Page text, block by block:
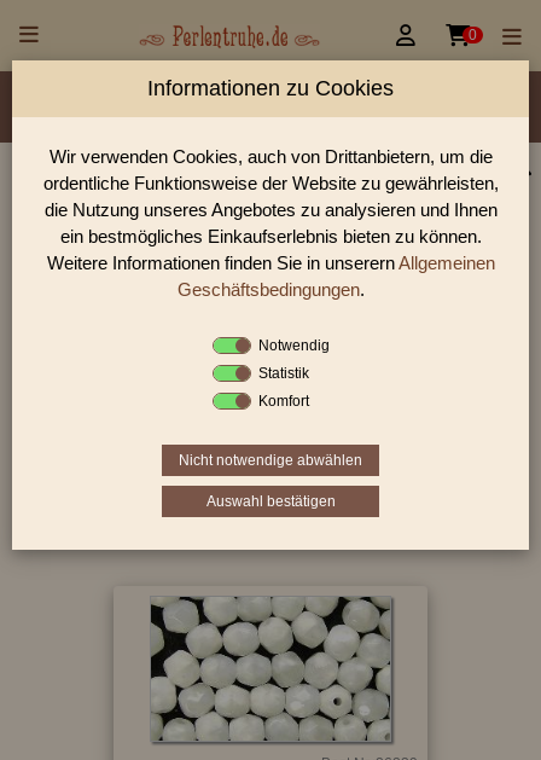
 0
Material/Glassorte Sorte/Form Farbe
Größen
Lochdurchmesser
Glasperlen, Rocailles, Holzperlen & Steinperlen |
Perlentruhe
Glasperlen, Rocailles und Preciosa Perlen aus Gablonz.
Entdecke Table-Cut-Perlen, gedrückte Perlen und antike
Sie befinden sich in folgender Kategorie:
Informationen zu Cookies
Wir verwenden Cookies, auch von Drittanbietern, um die
ordentliche Funktionsweise der Website zu gewährleisten,
die Nutzung unseres Angebotes zu analysieren und Ihnen
ein bestmögliches Einkaufserlebnis bieten zu können.
Weitere Informationen finden Sie in unserernAllgemeinen
Geschäftsbedingungen.
Notwendig
Statistik
Komfort
Nicht notwendige abwählen
Auswahl bestätigen